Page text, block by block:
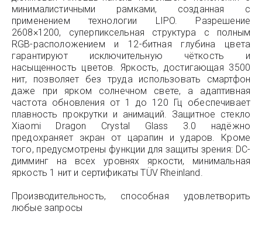
минималистичными рамками, созданная с
применением технологии LIPO. Разрешение
2608×1200, суперпиксельная структура с полным
RGB-расположением и 12-битная глубина цвета
гарантируют исключительную чёткость и
насыщенность цветов. Яркость, достигающая 3500
нит, позволяет без труда использовать смартфон
даже при ярком солнечном свете, а адаптивная
частота обновления от 1 до 120 Гц обеспечивает
плавность прокрутки и анимаций. Защитное стекло
Xiaomi Dragon Crystal Glass 3.0 надёжно
предохраняет экран от царапин и ударов. Кроме
того, предусмотрены функции для защиты зрения: DC-
димминг на всех уровнях яркости, минимальная
яркость 1 нит и сертификаты TÜV Rheinland.
Производительность, способная удовлетворить
любые запросы